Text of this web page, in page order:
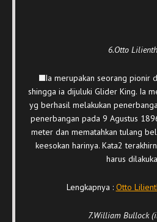
6.Otto
Ia merupakan seorang pionir
shingga ia dijuluki Glider King. Ia
yg berhasil melakukan
penerbangan pada 9 Agustus
meter dan mematahkan tulang
keesokan harinya. Kata2
harus
Lengkapnya : Otto
7.William Bullock